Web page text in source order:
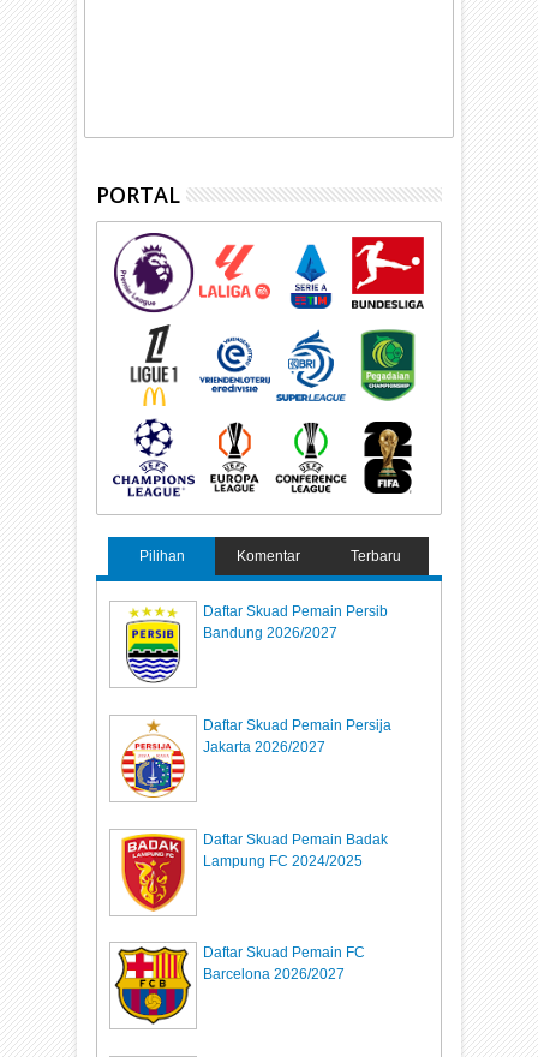
PORTAL
Pilihan Komentar Terbaru
Daftar Skuad Pemain Persib
Bandung 2026/2027
Daftar Skuad Pemain Persija
Jakarta 2026/2027
Daftar Skuad Pemain Badak
Lampung FC 2024/2025
Daftar Skuad Pemain FC
Barcelona 2026/2027